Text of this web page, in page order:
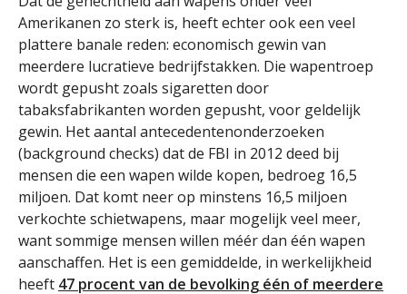
Amerikanen zo sterk is, heeft echter ook een veel
plattere banale reden: economisch gewin van
meerdere lucratieve bedrijfstakken. Die wapentroep
wordt gepusht zoals sigaretten door
tabaksfabrikanten worden gepusht, voor geldelijk
gewin. Het aantal antecedentenonderzoeken
(background checks) dat de FBI in 2012 deed bij
mensen die een wapen wilde kopen, bedroeg 16,5
miljoen. Dat komt neer op minstens 16,5 miljoen
verkochte schietwapens, maar mogelijk veel meer,
want sommige mensen willen méér dan één wapen
aanschaffen. Het is een gemiddelde, in werkelijkheid
heeft 47 procent van de bevolking één of meerdere